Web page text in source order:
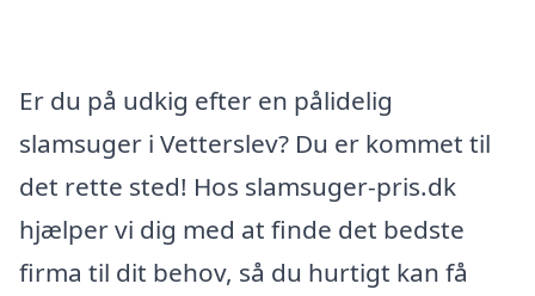
Er du på udkig efter en pålidelig
slamsuger i Vetterslev? Du er kommet til
det rette sted! Hos slamsuger-pris.dk
hjælper vi dig med at finde det bedste
firma til dit behov, så du hurtigt kan få